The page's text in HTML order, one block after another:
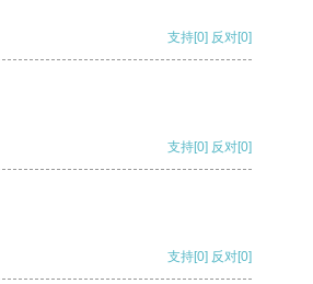
支持[0] 反对[0]
支持[0] 反对[0]
支持[0] 反对[0]